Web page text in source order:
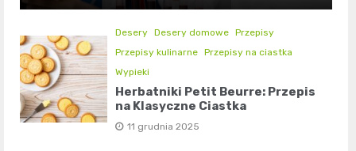
Desery Desery domowe Przepisy
Przepisy kulinarne Przepisy na ciastka
Wypieki
Herbatniki Petit Beurre: Przepis
na Klasyczne Ciastka
11 grudnia 2025